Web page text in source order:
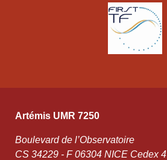
Artémis UMR 7250
Boulevard de l’Observatoire
CS 34229 - F 06304 NICE Cedex 4